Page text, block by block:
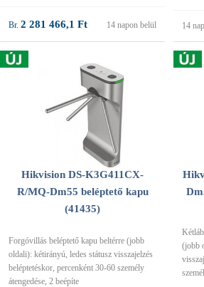
2 281 466,1 Ft 14 napon belül 14
Hikvision DS-K3G411CX-
R/MQ-Dm55 beléptető kapu
(41435)
Forgóvillás beléptető kapu beltérre (jobb
oldali): kétirányú, ledes státusz visszajelzés
beléptetéskor, percenként 30-60 személy
átengedése, 2 beépíte
(jobb